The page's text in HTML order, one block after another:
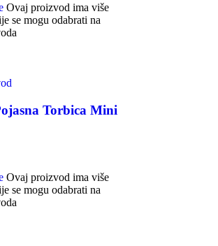
Ovaj proizvod ima više
se mogu odabrati na
Torbica Mini
Ovaj proizvod ima više
se mogu odabrati na